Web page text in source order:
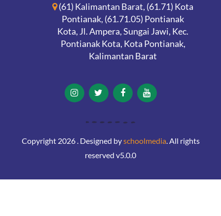
(61) Kalimantan Barat, (61.71) Kota
Pontianak, (61.71.05) Pontianak
Kota, Jl. Ampera, Sungai Jawi, Kec.
Pontianak Kota, Kota Pontianak,
Kalimantan Barat
Copyright 2026 . Designed byschoolmedia . All rights
reserved v5.0.0